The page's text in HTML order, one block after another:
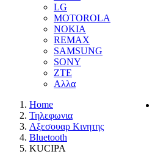
LG
MOTOROLA
NOKIA
REMAX
SAMSUNG
SONY
ZTE
Αλλα
Home
Τηλεφωνια
Αξεσουαρ Κινητης
Bluetooth
KUCIPA